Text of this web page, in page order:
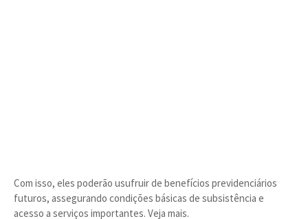
Com isso, eles poderão usufruir de benefícios previdenciários
futuros, assegurando condições básicas de subsistência e
acesso a serviços importantes. Veja mais.